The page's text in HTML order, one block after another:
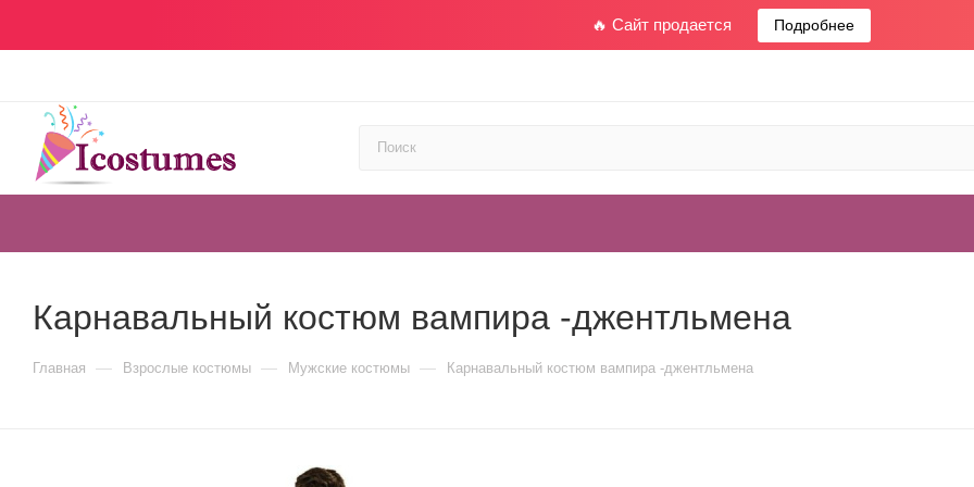
🔥 Сайт продается Подробнее
Карнавальный костюм вампира -джентльмена
Главная — Взрослые костюмы — Мужские костюмы — Карнавальный костюм вампира -джентльмена